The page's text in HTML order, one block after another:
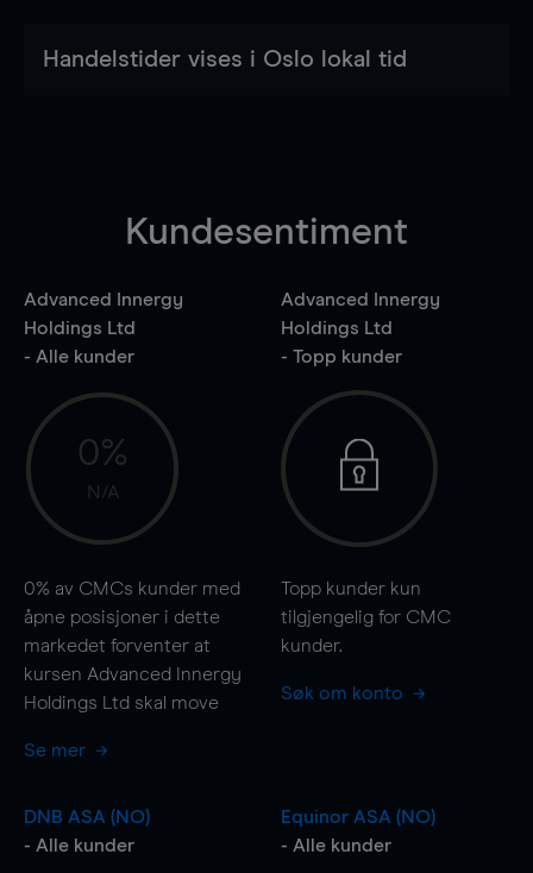
Handelstider vises i Oslo lokal tid
Kundesentiment
Advanced Innergy
Holdings Ltd
- Alle kunder
0%
N/A
0% av CMCs kunder med
åpne posisjoner i dette
markedet forventer at
kursen Advanced Innergy
Holdings Ltd skal move
Se mer
Advanced Innergy
Holdings Ltd
- Topp kunder
Topp kunder kun
tilgjengelig for CMC
kunder.
Søk om konto
DNB ASA (NO)
- Alle kunder
Equinor ASA (NO)
- Alle kunder